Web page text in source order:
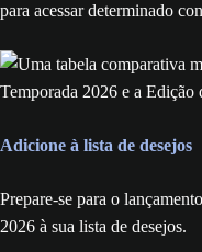
para acessar determinado
Adicione à lista de desejos
Prepare-se para o
2026 à sua lista de desejos.